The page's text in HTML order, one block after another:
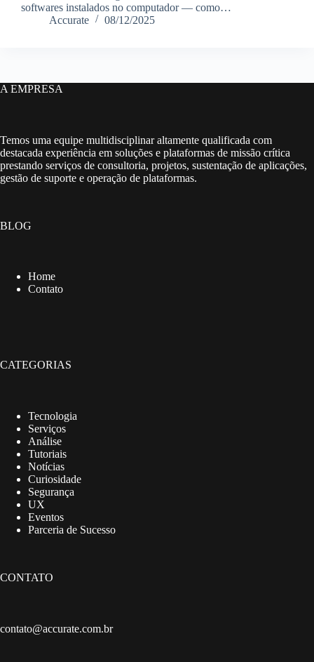
softwares instalados no computador — como…
Accurate
08/12/2025
A EMPRESA
Temos uma equipe multidisciplinar altamente qualificada com
destacada experiência em soluções e plataformas de missão crítica
prestando serviços de consultoria, projetos, sustentação de aplicações,
gestão de suporte e operação de plataformas.
BLOG
Home
Contato
CATEGORIAS
Tecnologia
Serviços
Análise
Tutoriais
Notícias
Curiosidade
Segurança
UX
Eventos
Parceria de Sucesso
CONTATO
contato@accurate.com.br